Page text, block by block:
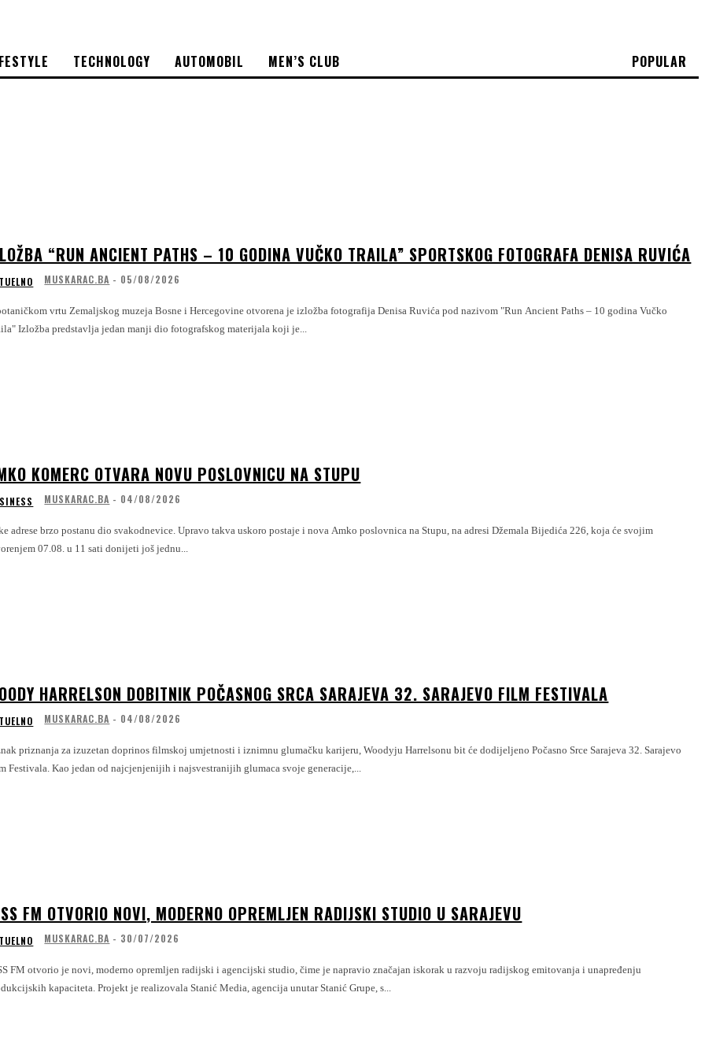
POPULAR
TECHNOLOGY AUTOMOBIL MEN’S CLUB
“RUN ANCIENT PATHS – 10 GODINA VUČKO TRAILA” SPORTSKOG FOTOGRAFA DENISA RUVIĆA
MUSKARAC.BA - 05/08/2026
vrtu Zemaljskog muzeja Bosne i Hercegovine otvorena je izložba fotografija Denisa Ruvića pod nazivom "Run Ancient Paths – 10 godina Vučko
Traila" Izložba predstavlja jedan manji dio fotografskog materijala koji je...
KOMERC OTVARA NOVU POSLOVNICU NA STUPU
MUSKARAC.BA - 04/08/2026
adrese brzo postanu dio svakodnevice. Upravo takva uskoro postaje i nova Amko poslovnica na Stupu, na adresi Džemala Bijedića 226, koja će svojim
07.08. u 11 sati donijeti još jednu...
HARRELSON DOBITNIK POČASNOG SRCA SARAJEVA 32. SARAJEVO FILM FESTIVALA
MUSKARAC.BA - 04/08/2026
priznanja za izuzetan doprinos filmskoj umjetnosti i iznimnu glumačku karijeru, Woodyju Harrelsonu bit će dodijeljeno Počasno Srce Sarajeva 32. Sarajevo
Film Festivala. Kao jedan od najcjenjenijih i najsvestranijih glumaca svoje generacije,...
FM OTVORIO NOVI, MODERNO OPREMLJEN RADIJSKI STUDIO U SARAJEVU
MUSKARAC.BA - 30/07/2026
FM otvorio je novi, moderno opremljen radijski i agencijski studio, čime je napravio značajan iskorak u razvoju radijskog emitovanja i unapređenju
produkcijskih kapaciteta. Projekt je realizovala Stanić Media, agencija unutar Stanić Grupe, s...